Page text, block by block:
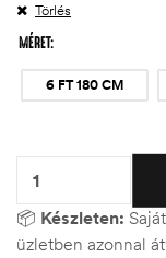
MÉRET
6 FT 180 CM
Törlés
📦 Készleten:
üzletben azonnal